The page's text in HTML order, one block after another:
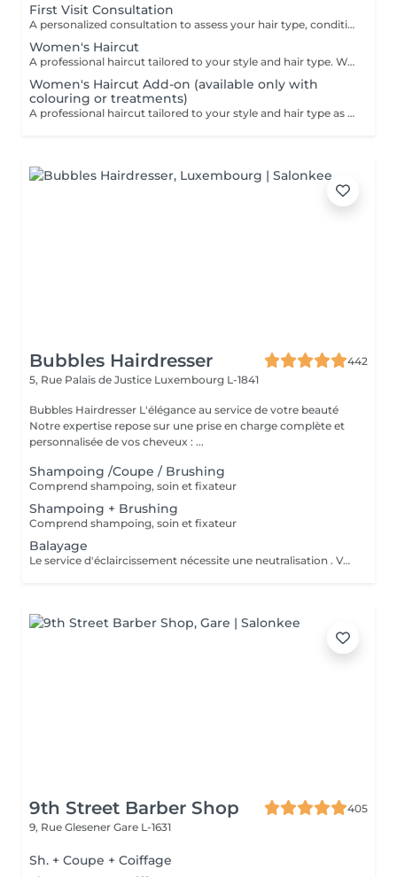
First Visit Consultation
A personalized consultation to assess your hair type, condition, and goals helping us recommend the perfect treatments, color, or cut to suit your style and lifestyle.
Women's Haircut
A professional haircut tailored to your style and hair type. We begin with a short consultation to discuss your expectations, followed by a gentle wash while you relax lying comfortably in our Maletti chair, a precise cut, and a smooth blow-dry. We use Dyson Pro tools that protect your hair from excessive heat and deliver a sleek, polished finish. LaBiosthétique care and styling products provide holistic care for hair and scalp, combining scientific research with carefully selected natural ingredients. All brushes are sanitised with Sibel equipment, which effectively removes hair, product buildup, and impurities while reducing bacteria on the brush surface to maintain high hygiene standards for every client. For a more defined final look, styling can be added as an add-on. Simple, Moderate, Complex This grading reflects your hair's individual characteristics, such as texture, density, and length and is assessed by your hairdresser at the start of your visit. Not sure which to choose? We recommend booking Complex. The price will be adjusted after your consultation. Note: This is not related to the difficulty of haircuts or timing.
Women's Haircut Add-on (available only with
colouring or treatments)
A professional haircut tailored to your style and hair type as an add-on to colouring or treatments. We begin with a short consultation to discuss your expectations, followed by a gentle wash while you relax lying comfortably in our Maletti chair, a precise cut, and a smooth blow-dry. We use Dyson Pro tools that protect your hair from excessive heat and deliver a sleek, polished finish. LaBiosthétique care and styling products provide holistic care for hair and scalp, combining scientific research with carefully selected natural ingredients. All brushes are sanitised with Sibel equipment, which effectively removes hair, product buildup, and impurities while reducing bacteria on the brush surface to maintain high hygiene standards for every client. For a more defined final look, styling can be added as an add-on. Simple, Moderate, Complex This grading reflects your hair's individual characteristics, such as texture, density, and length and is assessed by your hairdresser at the start of your visit. Not sure which to choose? We recommend booking Complex. The price will be adjusted after your consultation. Note: This is not related to the difficulty of haircuts or timing.
Bubbles Hairdresser
442
5, Rue Palais de Justice Luxembourg L-1841
Bubbles Hairdresser L'élégance au service de votre beauté
Notre expertise repose sur une prise en charge complète et
personnalisée de vos cheveux : ...
Shampoing /Coupe / Brushing
Comprend shampoing, soin et fixateur
Shampoing + Brushing
Comprend shampoing, soin et fixateur
Balayage
Le service d'éclaircissement nécessite une neutralisation . Veuillez cliquer sur le service Patine/Gloss
9th Street Barber Shop
405
9, Rue Glesener Gare L-1631
Sh. + Coupe + Coiffage